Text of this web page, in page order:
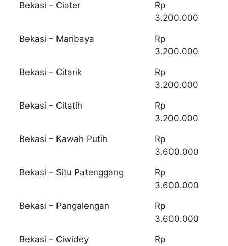
Bekasi – Ciater
Rp
3.200.000
Bekasi – Maribaya
Rp
3.200.000
Bekasi – Citarik
Rp
3.200.000
Bekasi – Citatih
Rp
3.200.000
Bekasi – Kawah Putih
Rp
3.600.000
Bekasi – Situ Patenggang
Rp
3.600.000
Bekasi – Pangalengan
Rp
3.600.000
Bekasi – Ciwidey
Rp